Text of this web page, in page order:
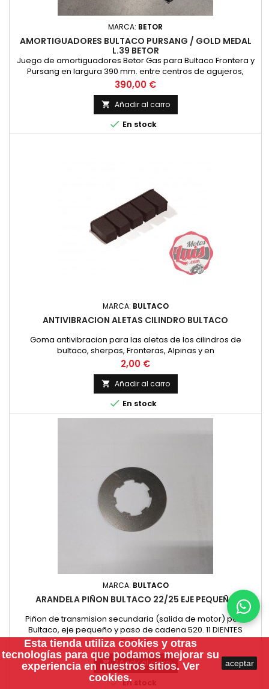
MARCA: BETOR
AMORTIGUADORES BULTACO PURSANG / GOLD MEDAL
L.39 BETOR
Juego de amortiguadores Betor Gas para Bultaco Frontera y
Pursang en largura 390 mm. entre centros de agujeros,
acabado con cuerpo negro y dos muelles, uno negro y el
otro plateado, precio por pareja de amortiguadores.
Precio
390,00 €
 Añadir al carro
 En stock
MARCA: BULTACO
ANTIVIBRACION ALETAS CILINDRO BULTACO
Goma antivibracion para las aletas de los cilindros de
bultaco, sherpas, Fronteras, Alpinas y en
Precio
2,00 €
 Añadir al carro
 En stock
MARCA: BULTACO
ARANDELA PIÑON BULTACO 22/25 EJE PEQUEÑO
Piñon de transmision secundaria (salida de motor) para
Bultaco, eje pequeño y paso de cadena 520. 11 DIENTES
Precio
5,00 €
 Añadir al carro
En stock
Esta tienda utiliza cookies y otras
tecnologías para que podamos mejorar su
experiencia en nuestros sitios. Ver
cookies.
aceptar